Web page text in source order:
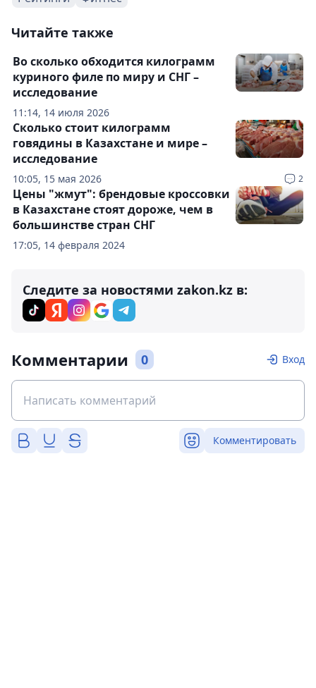
Читайте также
11:14, 14 июля 2026
Во сколько обходится килограмм
куриного филе по миру и СНГ –
исследование
10:05, 15 мая 2026 2
Сколько стоит килограмм
говядины в Казахстане и мире –
исследование
17:05, 14 февраля 2024
Цены "жмут": брендовые кроссовки
в Казахстане стоят дороже, чем в
большинстве стран СНГ
Следите за новостями zakon.kz в:
Комментарии 0 Вход
Комментировать